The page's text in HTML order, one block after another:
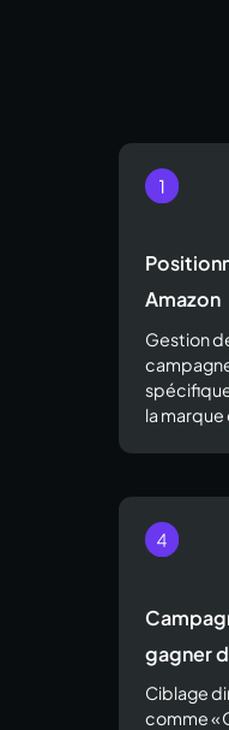
Amazon
Gestion
la
gagner
Ciblage
comme «